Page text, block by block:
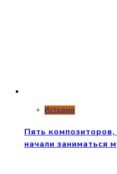
Истории
Пять
начали заниматься